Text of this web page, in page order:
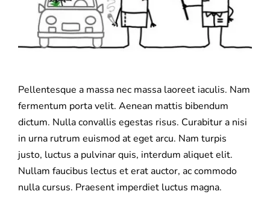
Assurance Décennale
Pellentesque a massa nec massa laoreet iaculis. Nam
fermentum porta velit. Aenean mattis bibendum
dictum. Nulla convallis egestas risus. Curabitur a nisi
in urna rutrum euismod at eget arcu. Nam turpis
justo, luctus a pulvinar quis, interdum aliquet elit.
Nullam faucibus lectus et erat auctor, ac commodo
nulla cursus. Praesent imperdiet luctus magna.